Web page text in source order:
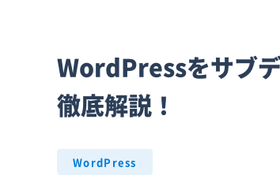
WordPressをサブ
徹底解説！
WordPress